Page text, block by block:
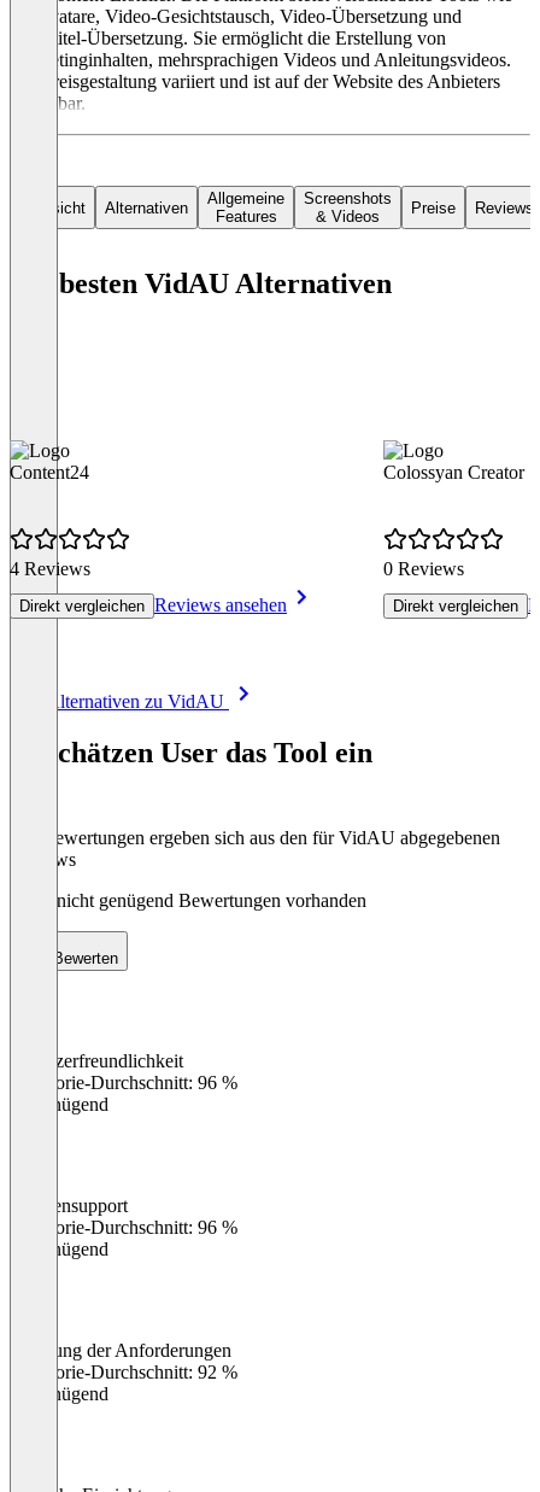
KI-Avatare, Video-Gesichtstausch, Video-Übersetzung und
Untertitel-Übersetzung. Sie ermöglicht die Erstellung von
Marketinginhalten, mehrsprachigen Videos und Anleitungsvideos.
Die Preisgestaltung variiert und ist auf der Website des Anbieters
einsehbar.
Übersicht Alternativen
Allgemeine
Features
Screenshots
& Videos
Preise Reviews
Die besten VidAU Alternativen
Content24
4 Reviews
Direkt vergleichen Reviews ansehen
Colossyan Creator
0 Reviews
Direkt vergleichen
Alle Alternativen zu VidAU
So schätzen User das Tool ein
Die Bewertungen ergeben sich aus den für VidAU abgegebenen
Reviews
Noch nicht genügend Bewertungen vorhanden
Bewerten
Benutzerfreundlichkeit
Kategorie-Durchschnitt: 96 %
Ungenügend
Kundensupport
Kategorie-Durchschnitt: 96 %
Ungenügend
Erfüllung der Anforderungen
Kategorie-Durchschnitt: 92 %
Ungenügend